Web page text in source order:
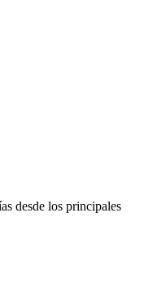
desde los principales